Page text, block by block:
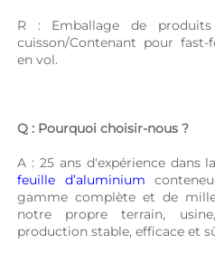
R : Emballage de
cuisson/Contenant pour
en vol.
Q : Pourquoi choisir-nous ?
feuille d’aluminium
gamme complète et de
notre propre terrain,
production stable, efficace et